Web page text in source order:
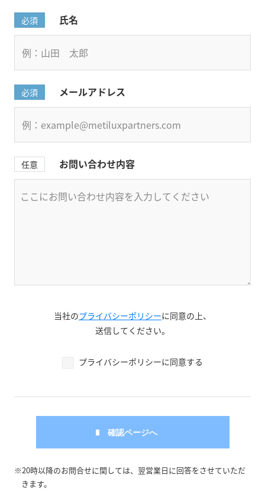
必須 氏名
必須 メールアドレス
任意 お問い合わせ内容
当社のプライバシーポリシーに同意の上、
送信してください。
プライバシーポリシーに同意する
※20時以降のお問合せに関しては、翌営業日に回答をさせていただ
きます。